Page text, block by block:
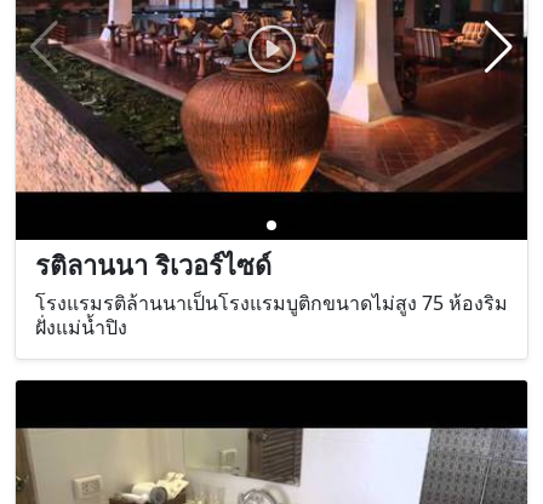
รติลานนา ริเวอร์ไซด์
โรงแรมรติล้านนาเป็นโรงแรมบูติกขนาดไม่สูง 75 ห้องริม
ฝั่งแม่น้ำปิง